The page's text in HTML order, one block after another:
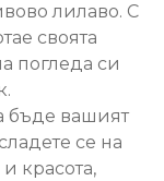
лилаво. С
своята
погледа си
бъде вашият
се на
красота,